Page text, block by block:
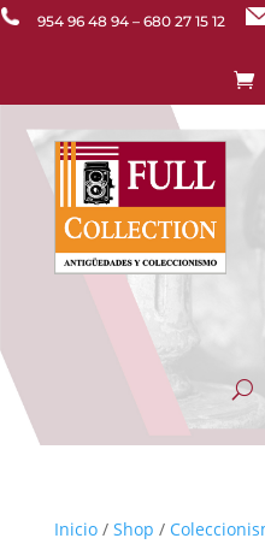
954 96 48 94 – 680 27 15 12
Inicio/ Shop /